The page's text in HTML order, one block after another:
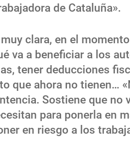
de Cataluña».
clara, en el
va a beneficiar a los
tener deducciones
que ahora no tienen…
Sostiene que no
para ponerla en
en riesgo a los